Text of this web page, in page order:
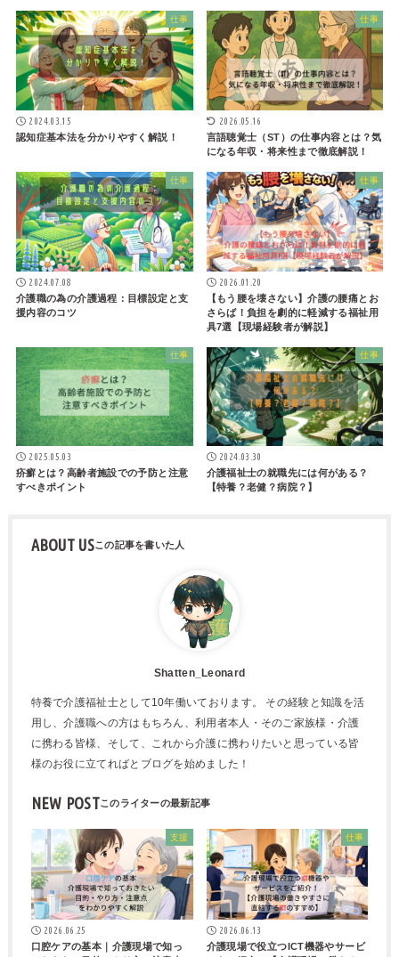
仕事
2024.03.15
認知症基本法を分かりやすく解説！
仕事
2026.05.16
言語聴覚士（ST）の仕事内容とは？気
になる年収・将来性まで徹底解説！
仕事
2024.07.08
介護職の為の介護過程：目標設定と支
援内容のコツ
仕事
2026.01.20
【もう腰を壊さない】介護の腰痛とお
さらば！負担を劇的に軽減する福祉用
具7選【現場経験者が解説】
仕事
2025.05.03
疥癬とは？高齢者施設での予防と注意
すべきポイント
仕事
2024.03.30
介護福祉士の就職先には何がある？
【特養？老健？病院？】
ABOUT US
Shatten_Leonard
特養で介護福祉士として10年働いております。 その経験と知識を活
用し、介護職への方はもちろん、利用者本人・そのご家族様・介護
に携わる皆様、そして、これから介護に携わりたいと思っている皆
様のお役に立てればとブログを始めました！
NEW POST
支援
2026.06.25
口腔ケアの基本｜介護現場で知っ
仕事
2026.06.13
介護現場で役立つICT機器やサービ